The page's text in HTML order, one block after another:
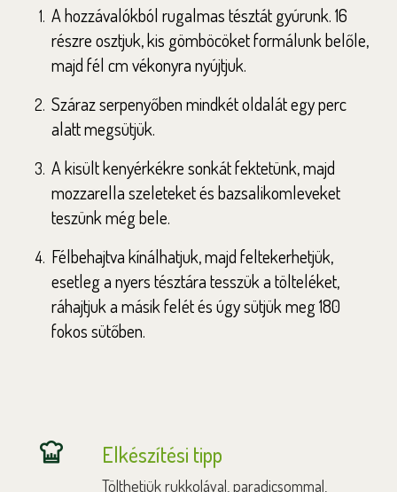
A hozzávalókból rugalmas tésztát gyúrunk. 16
részre osztjuk, kis gömböcöket formálunk belőle,
majd fél cm vékonyra nyújtjuk.
Száraz serpenyőben mindkét oldalát egy perc
alatt megsütjük.
A kisült kenyérkékre sonkát fektetünk, majd
mozzarella szeleteket és bazsalikomleveket
teszünk még bele.
Félbehajtva kínálhatjuk, majd feltekerhetjük,
esetleg a nyers tésztára tesszük a tölteléket,
ráhajtjuk a másik felét és úgy sütjük meg 180
fokos sütőben.
Elkészítési tipp
Tölthetjük rukkolával, paradicsommal,